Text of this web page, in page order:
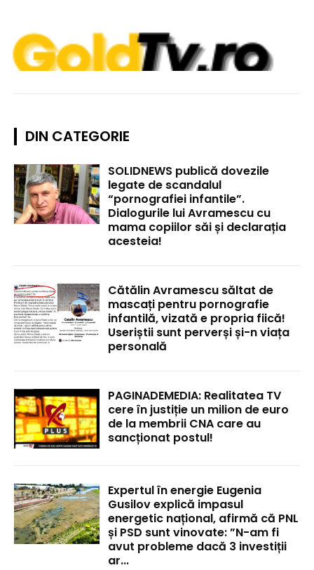
DIN CATEGORIE
SOLIDNEWS publică dovezile
legate de scandalul
“pornografiei infantile”.
Dialogurile lui Avramescu cu
mama copiilor săi și declarația
acesteia!
Cătălin Avramescu săltat de
mascați pentru pornografie
infantilă, vizată e propria fiică!
Useriștii sunt perverși și-n viața
personală
PAGINADEMEDIA: Realitatea TV
cere în justiție un milion de euro
de la membrii CNA care au
sancționat postul!
Expertul în energie Eugenia
Gusilov explică impasul
energetic național, afirmă că PNL
și PSD sunt vinovate: ”N-am fi
avut probleme dacă 3 investiții
ar...